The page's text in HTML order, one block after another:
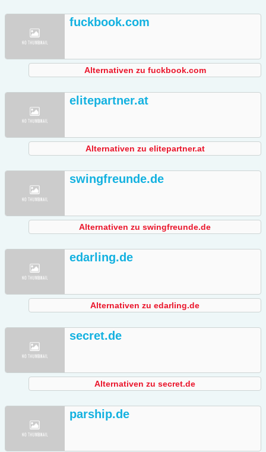
fuckbook.com
Alternativen zu fuckbook.com
elitepartner.at
Alternativen zu elitepartner.at
swingfreunde.de
Alternativen zu swingfreunde.de
edarling.de
Alternativen zu edarling.de
secret.de
Alternativen zu secret.de
parship.de